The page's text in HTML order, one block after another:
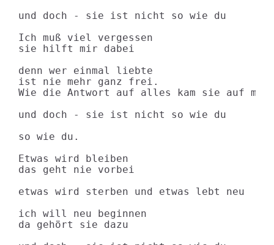
und doch - sie ist nicht so wie du
Ich muß viel vergessen
sie hilft mir dabei
denn wer einmal liebte
ist nie mehr ganz frei.
Wie die Antwort auf alles kam sie auf
und doch - sie ist nicht so wie du
so wie du.
Etwas wird bleiben
das geht nie vorbei
etwas wird sterben und etwas lebt neu
ich will neu beginnen
da gehört sie dazu